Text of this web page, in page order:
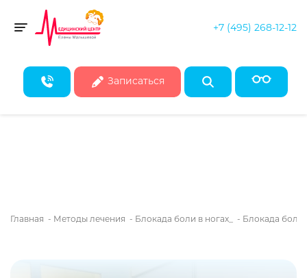
Toggle navigation +7 (495) 268-12-12
Записаться
Скидка 50% на все консультации врачей!*
августа
Главная - Методы лечения - Блокада боли в ногах_ - Блокада боли